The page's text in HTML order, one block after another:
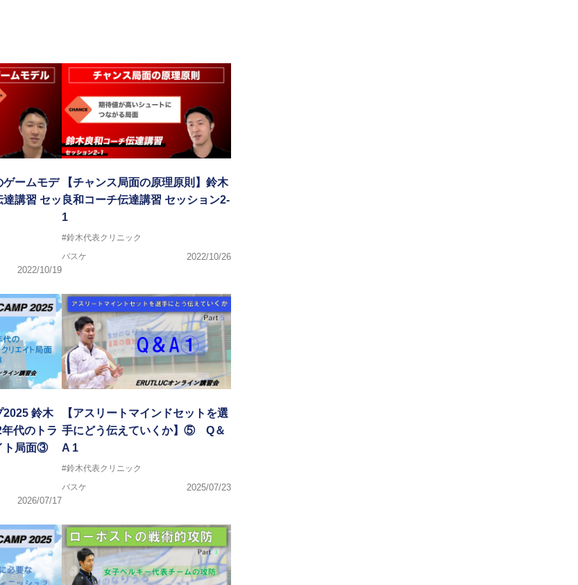
バイザリーコーチ
ゲームモデ
講習 セッ
2022/10/19
【チャンス局面の原理原則】鈴木
良和コーチ伝達講習 セッション2-
1
#鈴木代表クリニック
バスケ
2022/10/26
2025 鈴木
代のトラ
ト局面③
2026/07/17
【アスリートマインドセットを選
手にどう伝えていくか】⑤ Q＆
A 1
#鈴木代表クリニック
バスケ
2025/07/23